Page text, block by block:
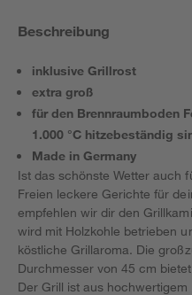
Beschreibung
inklusive Grillrost
extra groß
für den Brennraumboden
1.000 °C hitzebeständig
Made in Germany
Ist das schönste Wetter auch
Freien leckere Gerichte für
empfehlen wir dir den
wird mit Holzkohle betrieben
köstliche Grillaroma. Die
Durchmesser von 45 cm
Der Grill ist aus